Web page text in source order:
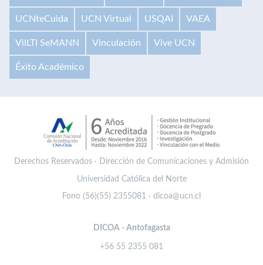
UCNteCuida UCN Virtual USQAI VAEA
VilLTI SeMANN Vinculación Vive UCN
Éxito Académico
Derechos Reservados · Dirección de Comunicaciones y Admisión
Universidad Católica del Norte
Fono (56)(55) 2355081 · dicoa@ucn.cl
DICOA - Antofagasta
+56 55 2355 081